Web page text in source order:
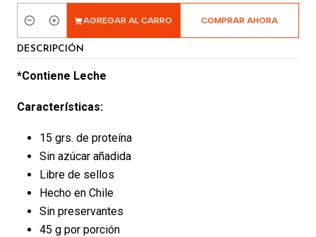
Cantidad
AGREGAR AL CARRO COMPRAR AHORA
DESCRIPCIÓN
*Contiene Leche
Características:
15 grs. de proteína
Sin azúcar añadida
Libre de sellos
Hecho en Chile
Sin preservantes
45 g por porción